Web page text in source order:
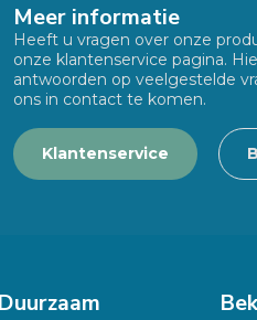
Meer informatie
Heeft u vragen over onze
onze klantenservice pagina.
antwoorden op veelgestelde
ons in contact te komen.
Klantenservice